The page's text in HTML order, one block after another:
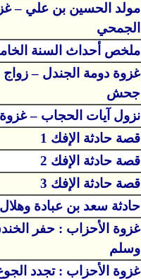
مولد الحسين بن علي –
الجمحي
ملخص أحداث السنة
غزوة دومة الجندل –
جحش
نزول آيات الحجاب –
قصة حادثة الإفك 1
قصة حادثة الإفك 2
قصة حادثة الإفك 3
حادثة سعد بن عبادة
غزوة الأحزاب : حفر
وسلم
غزوة الأحزاب : تجدد